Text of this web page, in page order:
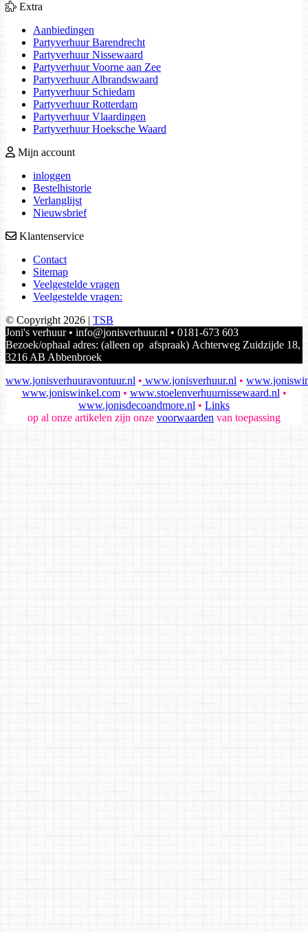
Extra
Aanbiedingen
Partyverhuur Barendrecht
Partyverhuur Nissewaard
Partyverhuur Voorne aan Zee
Partyverhuur Albrandswaard
Partyverhuur Schiedam
Partyverhuur Rotterdam
Partyverhuur Vlaardingen
Partyverhuur Hoeksche Waard
Mijn account
inloggen
Bestelhistorie
Verlanglijst
Nieuwsbrief
Klantenservice
Contact
Sitemap
Veelgestelde vragen
Veelgestelde vragen:
© Copyright 2026 | TSB
Joni's verhuur • info@jonisverhuur.nl • 0181-673 603
Bezoek/ophaal adres: (alleen op afspraak) Achterweg Zuidzijde 18,
3216 AB Abbenbroek
www.jonisverhuuravontuur.nl • www.jonisverhuur.nl •
www.joniswinkel.com• www.stoelenverhuurnissewaard.nl •
www.jonisdecoandmore.nl • Links
op al onze artikelen zijn onze voorwaarden van toepassing